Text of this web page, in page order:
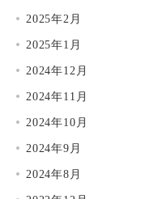
2025年2月
2025年1月
2024年12月
2024年11月
2024年10月
2024年9月
2024年8月